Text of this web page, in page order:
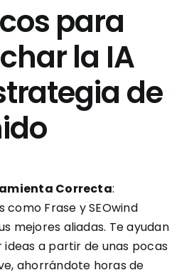
para
la IA
de
Correcta:
como Frase y SEOwind
mejores aliadas. Te ayudan
a partir de unas pocas
ahorrándote horas de